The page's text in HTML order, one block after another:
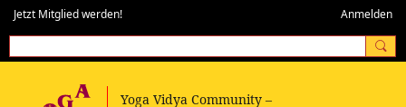
Jetzt Mitglied werden! Anmelden